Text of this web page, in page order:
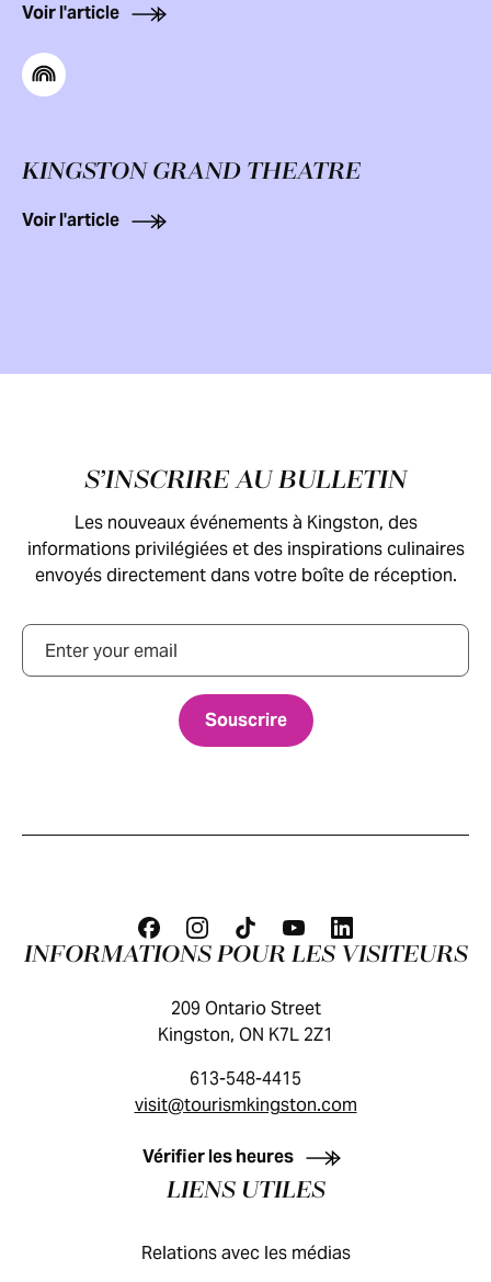
Voir l'article
KINGSTON GRAND THEATRE
Voir l'article
Pied de pageS’INSCRIRE AU BULLETIN
Les nouveaux événements à Kingston, des
informations privilégiées et des inspirations culinaires
envoyés directement dans votre boîte de réception.
Courriel
GUIDE DES VISITEURS
INFORMATIONS POUR LES VISITEURS
209 Ontario Street
Kingston, ON K7L 2Z1
613-548-4415
visit@tourismkingston.com
Vérifier les heures
LIENS UTILES
Relations avec les médias